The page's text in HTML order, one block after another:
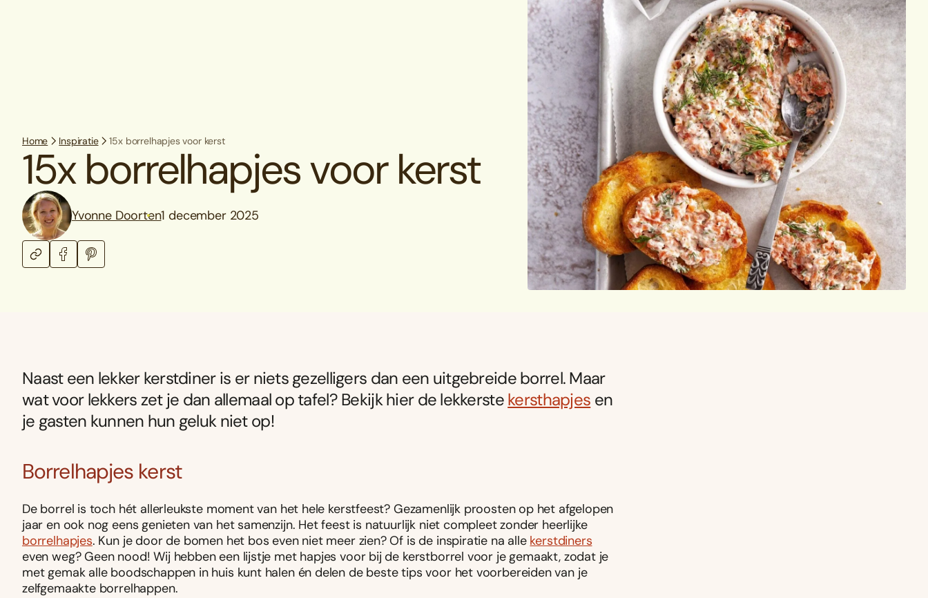
Home Inspiratie 15x borrelhapjes voor kerst
15x borrelhapjes voor kerst
Yvonne Doorten1 december 2025
Naast een lekker kerstdiner is er niets gezelligers dan een uitgebreide borrel. Maar
wat voor lekkers zet je dan allemaal op tafel? Bekijk hier de lekkerstekersthapjes en
je gasten kunnen hun geluk niet op!
Borrelhapjes kerst
De borrel is toch hét allerleukste moment van het hele kerstfeest? Gezamenlijk proosten op het afgelopen
jaar en ook nog eens genieten van het samenzijn. Het feest is natuurlijk niet compleet zonder heerlijke
borrelhapjes. Kun je door de bomen het bos even niet meer zien? Of is de inspiratie na alle kerstdiners
even weg? Geen nood! Wij hebben een lijstje met hapjes voor bij de kerstborrel voor je gemaakt, zodat je
met gemak alle boodschappen in huis kunt halen én delen de beste tips voor het voorbereiden van je
zelfgemaakte borrelhappen.